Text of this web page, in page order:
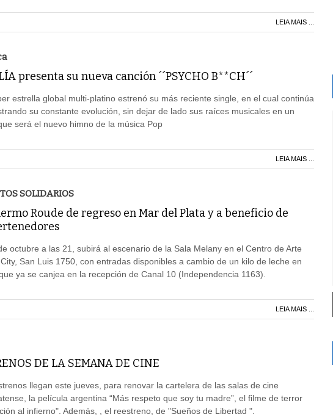
LEIA MAIS ...
presenta su nueva canción ´´PSYCHO B**CH´´
estrella global multi-platino estrenó su más reciente single, en el cual continúa
su constante evolución, sin dejar de lado sus raíces musicales en un
será el nuevo himno de la música Pop
LEIA MAIS ...
SOLIDARIOS
Roude de regreso en Mar del Plata y a beneficio de
octubre a las 21, subirá al escenario de la Sala Melany en el Centro de Arte
San Luis 1750, con entradas disponibles a cambio de un kilo de leche en
ya se canjea en la recepción de Canal 10 (Independencia 1163).
LEIA MAIS ...
DE LA SEMANA DE CINE
llegan este jueves, para renovar la cartelera de las salas de cine
la película argentina “Más respeto que soy tu madre”, el filme de terror
al infierno". Además, , el reestreno, de "Sueños de Libertad ".